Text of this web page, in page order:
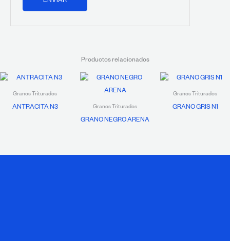
Productos relacionados
Granos Triturados
ANTRACITA N3 Granos Triturados
GRANO NEGRO ARENA
Granos Triturados
GRANO GRIS N1